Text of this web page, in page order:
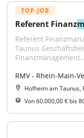
TOP-JOB
Referent Finanz
Referent
Taunus
RMV - Rhein-Main-
Hofheim am Taunus,
Von 60.000,00 € bis